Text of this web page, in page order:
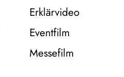
Erklärvideo
Eventfilm
Messefilm